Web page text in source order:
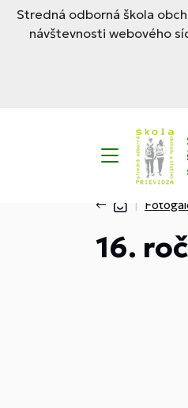
Stredná odborná škola
návštevnosti webového
16.